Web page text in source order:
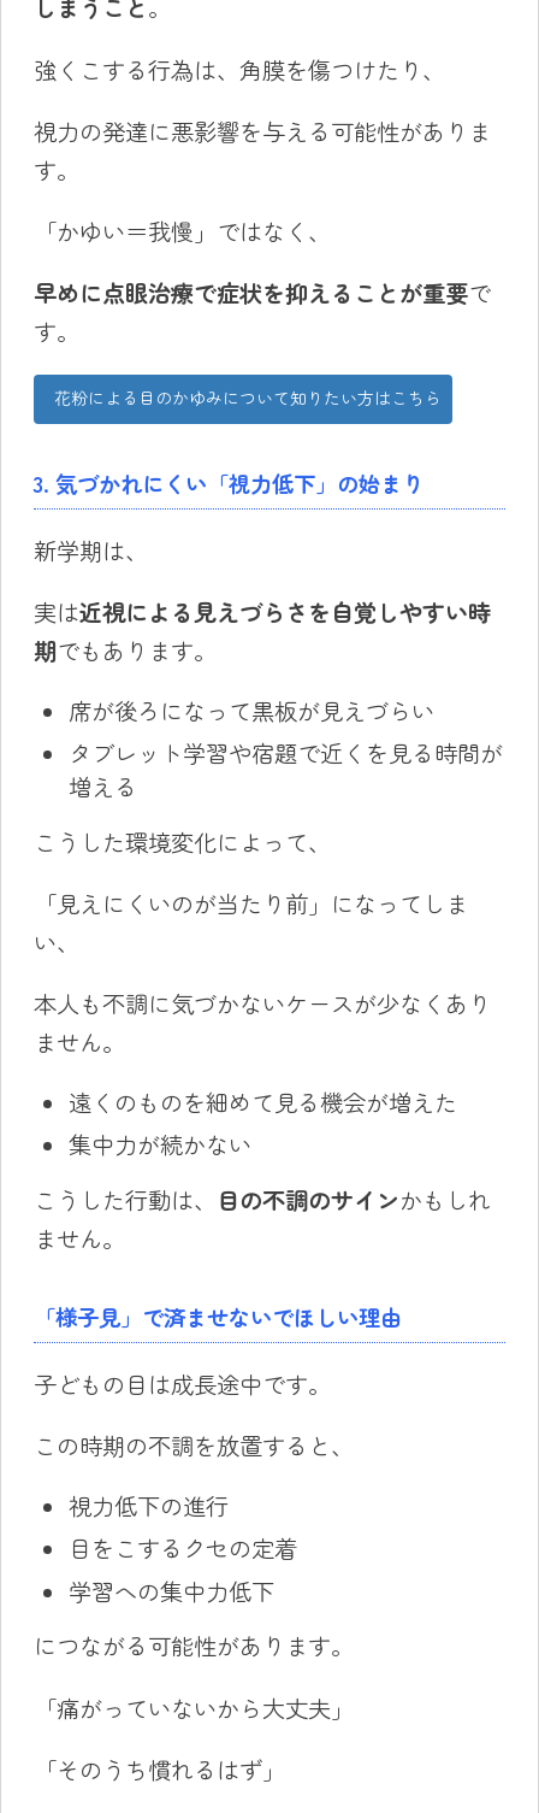
しまうこと。
強くこする行為は、角膜を傷つけたり、
視力の発達に悪影響を与える可能性がありま
す。
「かゆい＝我慢」ではなく、
早めに点眼治療で症状を抑えることが重要で
す。
花粉による目のかゆみについて知りたい方はこちら
3. 気づかれにくい「視力低下」の始まり
新学期は、
実は近視による見えづらさを自覚しやすい時
期でもあります。
席が後ろになって黒板が見えづらい
タブレット学習や宿題で近くを見る時間が
増える
こうした環境変化によって、
「見えにくいのが当たり前」になってしま
い、
本人も不調に気づかないケースが少なくあり
ません。
遠くのものを細めて見る機会が増えた
集中力が続かない
こうした行動は、 目の不調のサインかもしれ
ません。
「様子見」で済ませないでほしい理由
子どもの目は成長途中です。
この時期の不調を放置すると、
視力低下の進行
目をこするクセの定着
学習への集中力低下
につながる可能性があります。
「痛がっていないから大丈夫」
「そのうち慣れるはず」